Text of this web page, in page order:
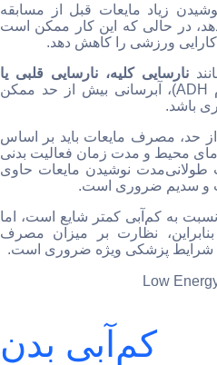
زیاد مایعات قبل از مسابقه
در حالی که این کار ممکن است
کارایی ورزشی را کاهش دهد.
نارسایی کلیه، نارسایی قلبی یا
(مانند سندرم ADH)، آبرسانی بیش از حد ممکن
باشد.
حد، مصرف مایعات باید بر اساس
محیط و مدت زمان فعالیت بدنی
طولانی‌مدت نوشیدن مایعات حاوی
و سدیم ضروری است.
به کم‌آبی کمتر شایع است، اما
نظارت بر میزان مصرف
شرایط پزشکی ویژه ضروری است.
کم‌آبی بدن